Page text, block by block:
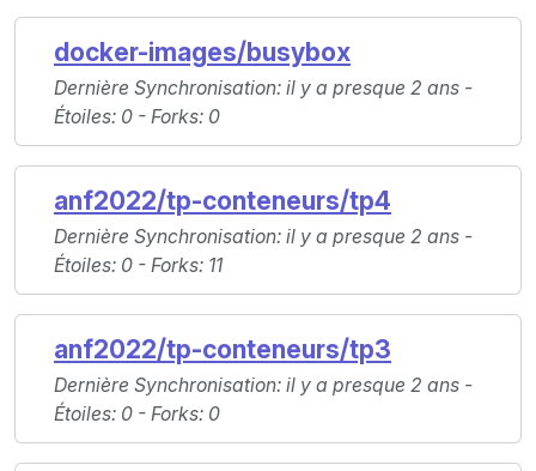
docker-images/busybox
Dernière Synchronisation: il y a presque 2 ans -
Étoiles: 0 - Forks: 0
anf2022/tp-conteneurs/tp4
Dernière Synchronisation: il y a presque 2 ans -
Étoiles: 0 - Forks: 11
anf2022/tp-conteneurs/tp3
Dernière Synchronisation: il y a presque 2 ans -
Étoiles: 0 - Forks: 0